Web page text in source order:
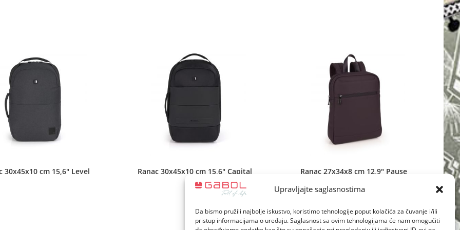
Upravljajte saglasnostima
Da bismo pružili najbolje iskustvo, koristimo tehnologije poput kolačića za čuvanje i/ili
pristup informacijama o uređaju. Saglasnost sa ovim tehnologijama će nam omogućiti
30x45x10 cm 15,6″ Level Ranac 30x45x10 cm 15,6″ Capital Ranac 27x34x8 cm 12,9″ Pause